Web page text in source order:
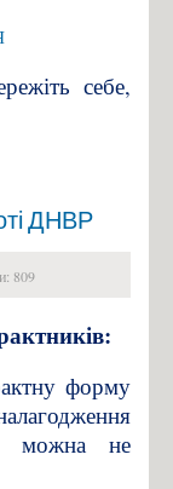
себе,
ДНВР
809
форму
можна не